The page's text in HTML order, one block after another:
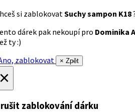
si zablokovatSuchy sampon K18
dárek pak nekoupí pro Dominika
ty :)
zablokovat
× Zpět
zablokování dárku